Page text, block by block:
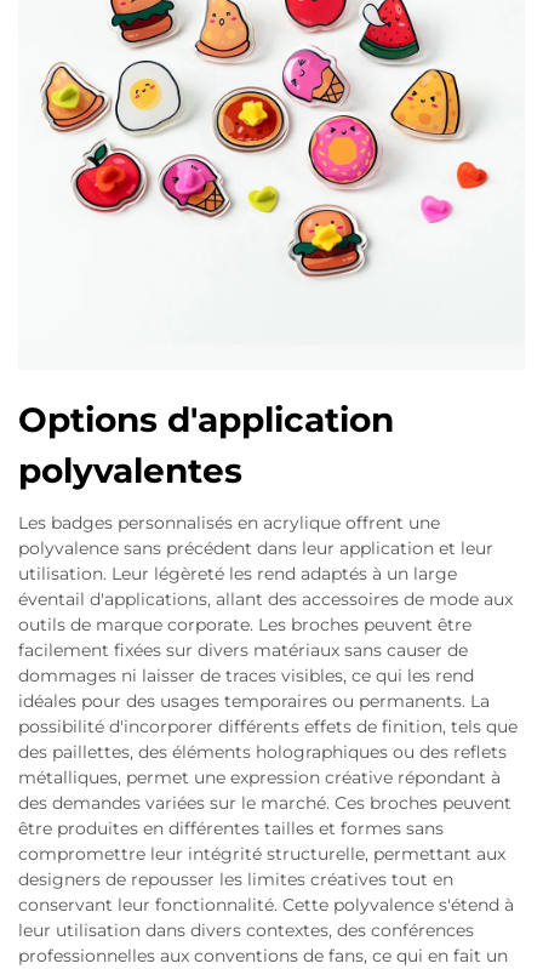
Options d'application
polyvalentes
Les badges personnalisés en acrylique offrent une
polyvalence sans précédent dans leur application et leur
utilisation. Leur légèreté les rend adaptés à un large
éventail d'applications, allant des accessoires de mode aux
outils de marque corporate. Les broches peuvent être
facilement fixées sur divers matériaux sans causer de
dommages ni laisser de traces visibles, ce qui les rend
idéales pour des usages temporaires ou permanents. La
possibilité d'incorporer différents effets de finition, tels que
des paillettes, des éléments holographiques ou des reflets
métalliques, permet une expression créative répondant à
des demandes variées sur le marché. Ces broches peuvent
être produites en différentes tailles et formes sans
compromettre leur intégrité structurelle, permettant aux
designers de repousser les limites créatives tout en
conservant leur fonctionnalité. Cette polyvalence s'étend à
leur utilisation dans divers contextes, des conférences
professionnelles aux conventions de fans, ce qui en fait un